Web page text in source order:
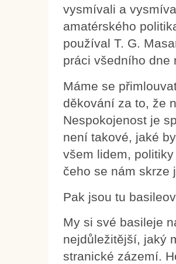
vysmívali a
amatérského
používal T. G.
práci všedního dne
Máme se
děkování za to, že
Nespokojenost je
není takové, jaké
všem lidem,
čeho se nám skrze
Pak jsou tu
My si své basileje
nejdůležitější, jaký
stranické zázemí.